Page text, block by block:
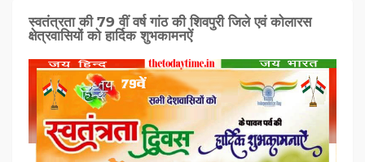
स्वतंत्रता की 79 वीं वर्ष गांठ की शिवपुरी जिले एवं कोलारस
क्षेत्रवासियों को हार्दिक शुभकामनऐं